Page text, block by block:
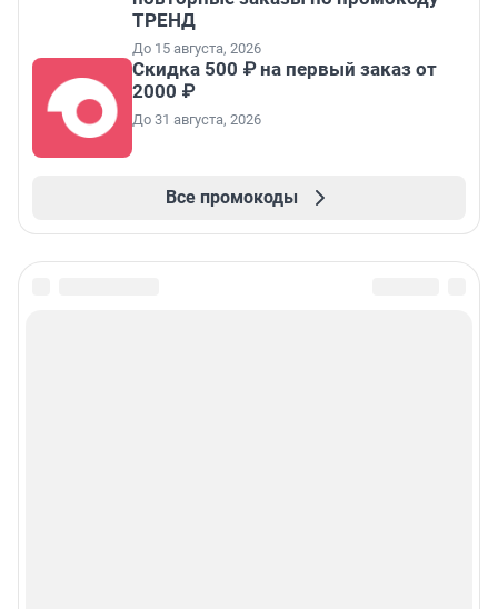
ТРЕНД
До 15 августа, 2026
Скидка 500 ₽ на первый заказ от
2000 ₽
До 31 августа, 2026
Все промокоды